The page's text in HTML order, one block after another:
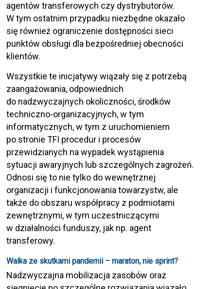
agentów transferowych czy dystrybutorów.
W tym ostatnim przypadku niezbędne okazało
się również ograniczenie dostępności sieci
punktów obsługi dla bezpośredniej obecności
klientów.
Wszystkie te inicjatywy wiązały się z potrzebą
zaangażowania, odpowiednich
do nadzwyczajnych okoliczności, środków
techniczno-organizacyjnych, w tym
informatycznych, w tym z uruchomieniem
po stronie TFI procedur i procesów
przewidzianych na wypadek wystąpienia
sytuacji awaryjnych lub szczególnych zagrożeń.
Odnosi się to nie tylko do wewnętrznej
organizacji i funkcjonowania towarzystw, ale
także do obszaru współpracy z podmiotami
zewnętrznymi, w tym uczestniczącymi
w działalności funduszy, jak np. agent
transferowy.
Walka ze skutkami pandemii – maraton, nie sprint?
Nadzwyczajna mobilizacja zasobów oraz